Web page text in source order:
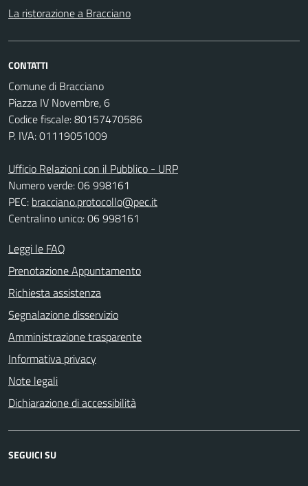
La ristorazione a Bracciano
CONTATTI
Comune di Bracciano
Piazza IV Novembre, 6
Codice fiscale: 80157470586
P. IVA: 01119051009
Ufficio Relazioni con il Pubblico - URP
Numero verde: 06 998161
PEC: bracciano.protocollo@pec.it
Centralino unico: 06 998161
Leggi le FAQ
Prenotazione Appuntamento
Richiesta assistenza
Segnalazione disservizio
Amministrazione trasparente
Informativa privacy
Note legali
Dichiarazione di accessibilità
SEGUICI SU